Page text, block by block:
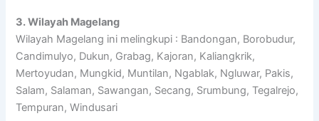
3. Wilayah Magelang
Wilayah Magelang ini melingkupi : Bandongan, Borobudur,
Candimulyo, Dukun, Grabag, Kajoran, Kaliangkrik,
Mertoyudan, Mungkid, Muntilan, Ngablak, Ngluwar, Pakis,
Salam, Salaman, Sawangan, Secang, Srumbung, Tegalrejo,
Tempuran, Windusari